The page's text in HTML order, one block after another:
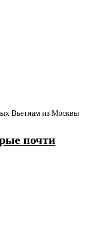
Вьетнам из Москвы
почти